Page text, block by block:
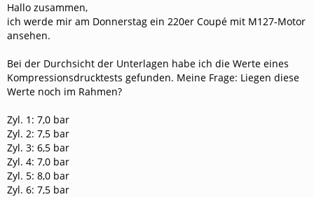
Hallo zusammen,
ich werde mir am Donnerstag ein 220er Coupé mit M127-Motor
ansehen.
Bei der Durchsicht der Unterlagen habe ich die Werte eines
Kompressionsdrucktests gefunden. Meine Frage: Liegen diese
Werte noch im Rahmen?
Zyl. 1: 7,0 bar
Zyl. 2: 7,5 bar
Zyl. 3: 6,5 bar
Zyl. 4: 7,0 bar
Zyl. 5: 8,0 bar
Zyl. 6: 7,5 bar